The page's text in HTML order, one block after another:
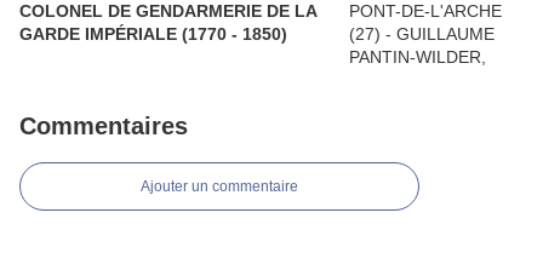
COLONEL DE GENDARMERIE DE LA
GARDE IMPÉRIALE (1770 - 1850)
Commentaires
Ajouter un commentaire